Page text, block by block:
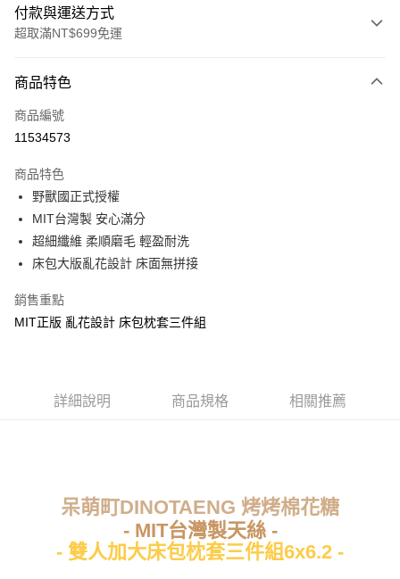
付款與運送方式
超取滿NT$699免運
信用卡一次付款
超商取貨付款
Apple Pay
街口支付
悠遊付
Google Pay
ATM付款
全家★依產品說明
每筆NT$80，滿NT$699(含以上)免運費
商品特色
商品編號
11534573
商品特色
野獸國正式授權
MIT台灣製 安心滿分
超細纖維 柔順磨毛 輕盈耐洗
床包大版亂花設計 床面無拼接
銷售重點
MIT正版 亂花設計 床包枕套三件組
詳細說明 商品規格 相關推薦
呆萌町DINOTAENG 烤烤棉花糖
- MIT台灣製天絲 -
- 雙人加大床包枕套三件組6x6.2 -